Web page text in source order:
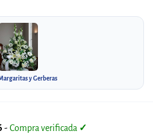
y Gerberas
- Compra verificada ✓